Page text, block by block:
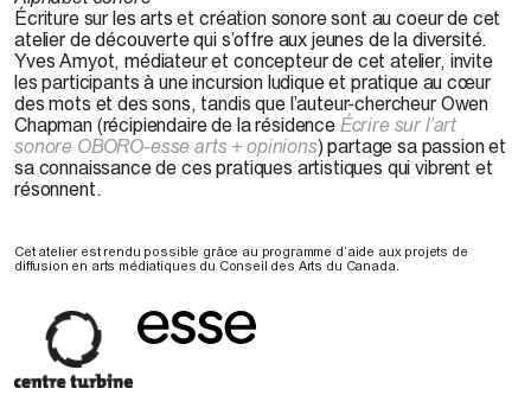
Écriture sur les arts et création sonore sont au coeur de cet
atelier de découverte qui s’offre aux jeunes de la diversité.
Yves Amyot, médiateur et concepteur de cet atelier, invite
les participants à une incursion ludique et pratique au cœur
des mots et des sons, tandis que l’auteur-chercheur Owen
Chapman (récipiendaire de la résidence Écrire sur l’art
sonore OBORO-esse arts + opinions) partage sa passion et
sa connaissance de ces pratiques artistiques qui vibrent et
résonnent.
Cet atelier est rendu possible grâce au programme d’aide aux projets de
diffusion en arts médiatiques du Conseil des Arts du Canada.